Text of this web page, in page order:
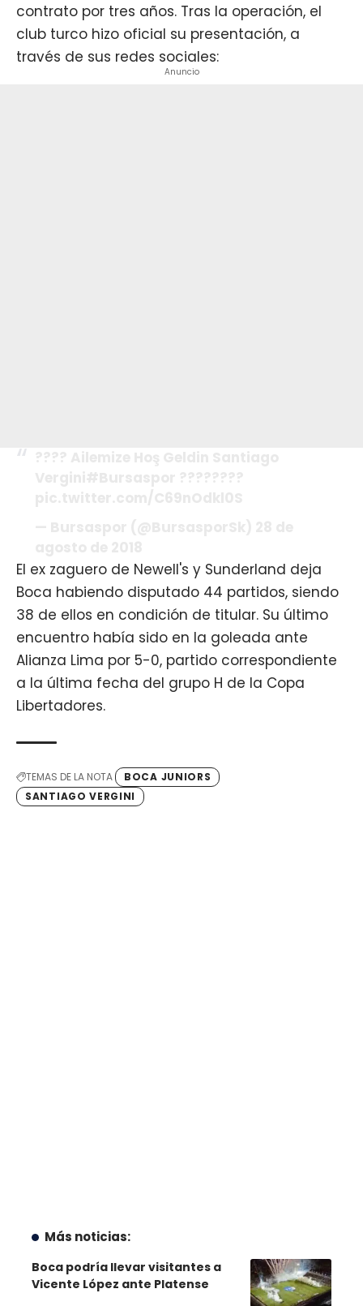
contrato por tres años. Tras la operación, el
club turco hizo oficial su presentación, a
través de sus redes sociales:
Anuncio
El ex zaguero de Newell's y Sunderland deja
Boca habiendo disputado 44 partidos, siendo
38 de ellos en condición de titular. Su último
encuentro había sido en la goleada ante
Alianza Lima por 5-0, partido correspondiente
a la última fecha del grupo H de la Copa
Libertadores.
TEMAS DE LA NOTA
BOCA JUNIORS
SANTIAGO VERGINI
Más noticias:
Boca podría llevar visitantes a
Vicente López ante Platense